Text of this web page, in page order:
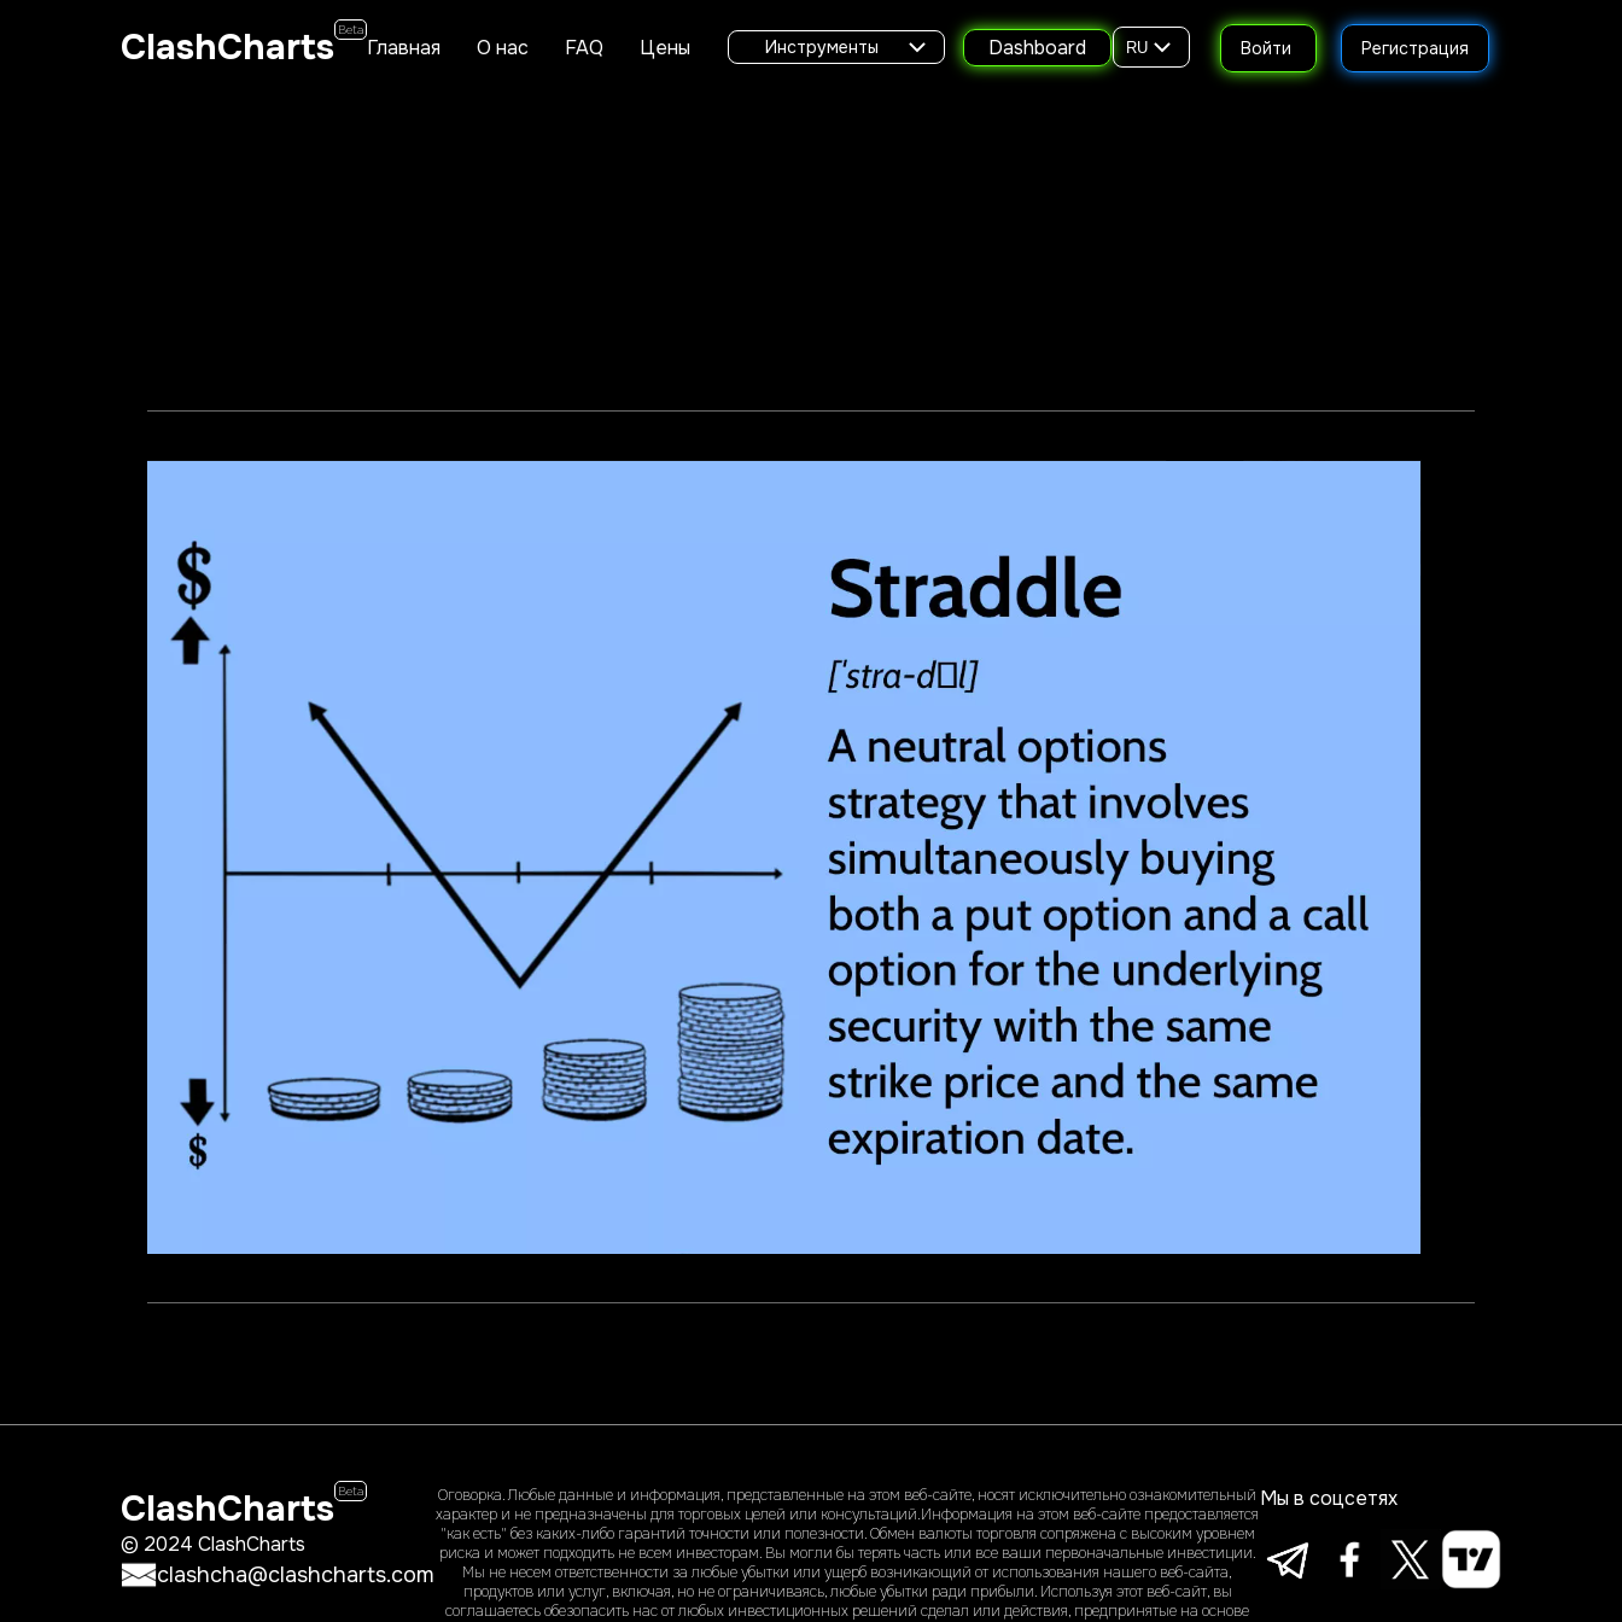
ClashCharts Beta
Главная О нас FAQ Цены Инструменты Dashboard RU Войти Регистрация
ClashCharts Beta
© 2024 ClashCharts
clashcha@clashcharts.com
Оговорка. Любые данные и информация, представленные на этом веб-сайте, носят исключительно ознакомительный
характер и не предназначены для торговых целей или консультаций.Информация на этом веб-сайте предоставляется
"как есть" без каких-либо гарантий точности или полезности. Обмен валюты торговля сопряжена с высоким уровнем
риска и может подходить не всем инвесторам. Вы могли бы терять часть или все ваши первоначальные инвестиции.
Мы не несем ответственности за любые убытки или ущерб возникающий от использования нашего веб-сайта,
продуктов или услуг, включая, но не ограничиваясь, любые убытки ради прибыли. Используя этот веб-сайт, вы
соглашаетесь обезопасить нас от любых инвестиционных решений сделал или действия, предпринятые на основе
Мы в соцсетях